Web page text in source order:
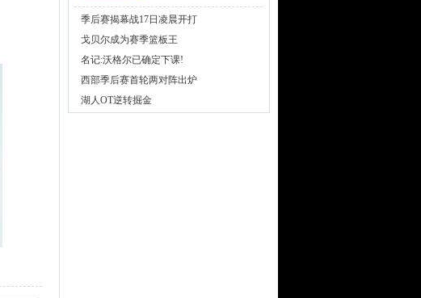
季后赛揭幕战17日凌晨开打
戈贝尔成为赛季篮板王
名记:沃格尔已确定下课!
西部季后赛首轮两对阵出炉
湖人OT逆转掘金